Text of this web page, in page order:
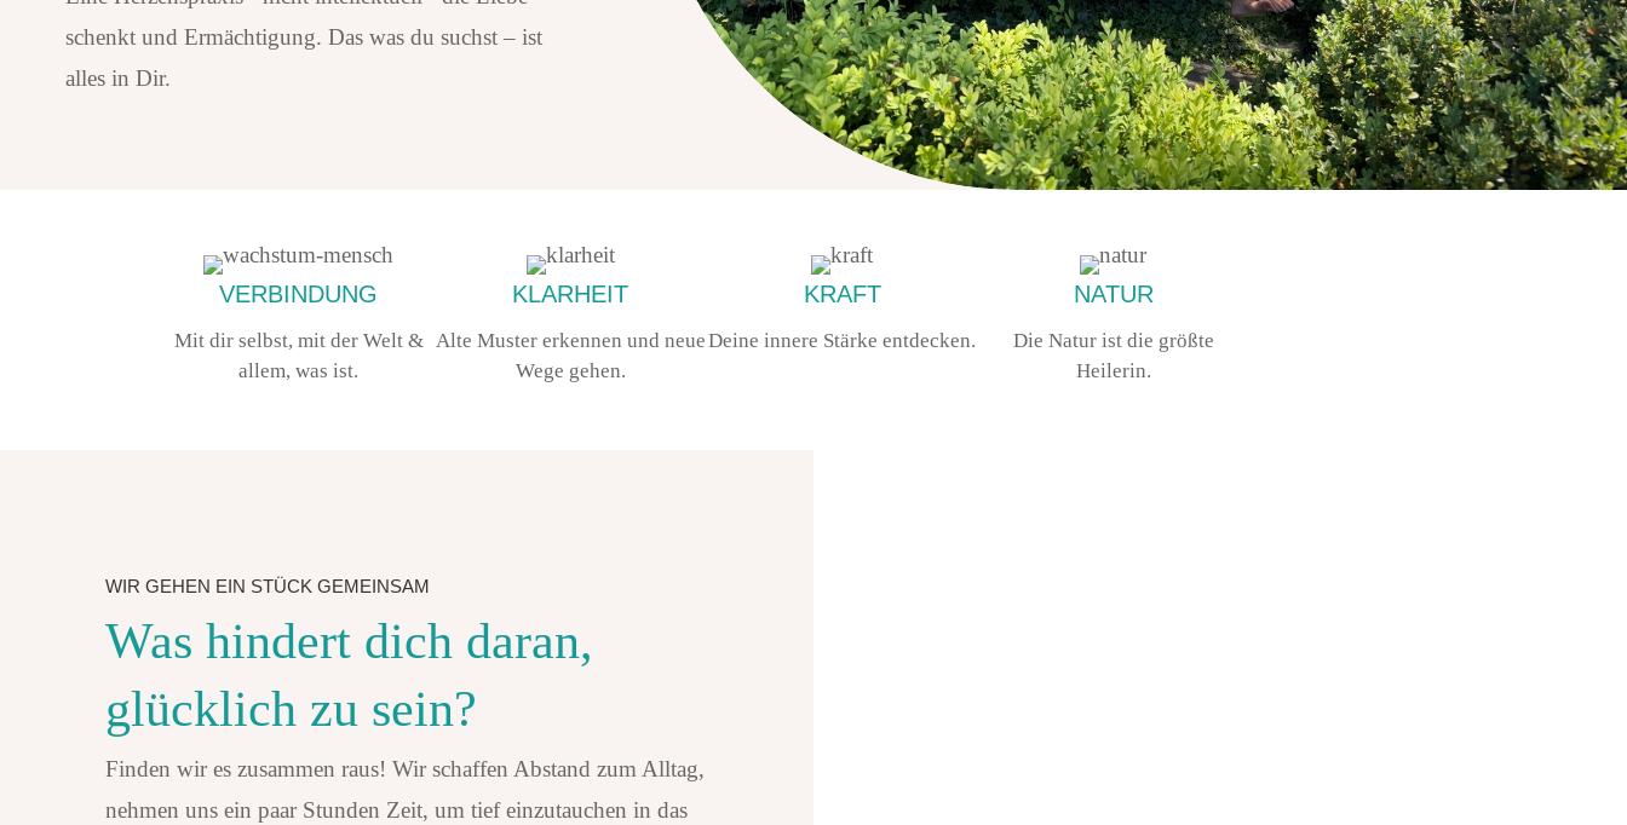
schenkt und Ermächtigung. Das was du suchst – ist
alles in Dir.
VERBINDUNG
Mit dir selbst, mit der Welt &
allem, was ist.
KLARHEIT
Alte Muster erkennen und neue
Wege gehen.
KRAFT
Deine innere Stärke entdecken.
NATUR
Die Natur ist die größte
Heilerin.
WIR GEHEN EIN STÜCK GEMEINSAM
Was hindert dich daran,
glücklich zu sein?
Finden wir es zusammen raus! Wir schaffen Abstand zum Alltag,
nehmen uns ein paar Stunden Zeit, um tief einzutauchen in das